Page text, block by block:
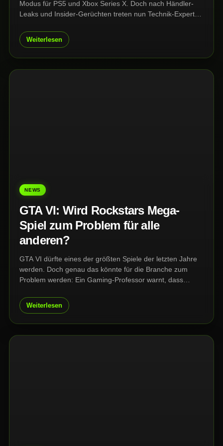
Modus für PS5 und Xbox Series X. Doch nach Händler-
Leaks und Insider-Gerüchten treten nun Technik-Experten
aktuelle Konsolen vor allem beim Prozessor zu viel
verlangen.
Weiterlesen
NEWS
GTA VI: Wird Rockstars Mega-
Spiel zum Problem für alle
anderen?
GTA VI dürfte eines der größten Spiele der letzten Jahre
werden. Doch genau das könnte für die Branche zum
Problem werden: Ein Gaming-Professor warnt, dass
Geld der Spieler verschlingen könnte, dass für viele
andere Games kaum noch Platz bleibt.
Weiterlesen